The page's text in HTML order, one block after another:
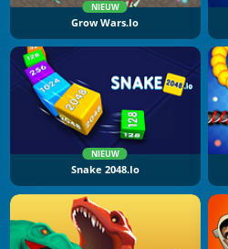
NIEUW
Grow Wars.io
NIEUW
Snake 2048.io